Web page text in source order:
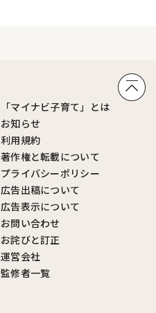
「マイナビ子育て」とは
お知らせ
利用規約
著作権と転載について
プライバシーポリシー
広告出稿について
広告表示について
お問い合わせ
お詫びと訂正
運営会社
監修者一覧